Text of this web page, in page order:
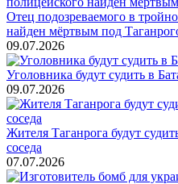
Отец подозреваемого в
найден мёртвым под
09.07.2026
Уголовника будут судить в
09.07.2026
Жителя Таганрога будут
соседа
07.07.2026